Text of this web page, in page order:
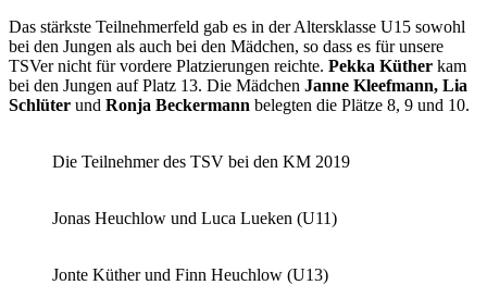
Das stärkste Teilnehmerfeld gab es in der Altersklasse U15 sowohl
bei den Jungen als auch bei den Mädchen, so dass es für unsere
TSVer nicht für vordere Platzierungen reichte. Pekka Küther kam
bei den Jungen auf Platz 13. Die Mädchen Janne Kleefmann, Lia
Schlüter und Ronja Beckermann belegten die Plätze 8, 9 und 10.
Die Teilnehmer des TSV bei den KM 2019
Jonas Heuchlow und Luca Lueken (U11)
Jonte Küther und Finn Heuchlow (U13)